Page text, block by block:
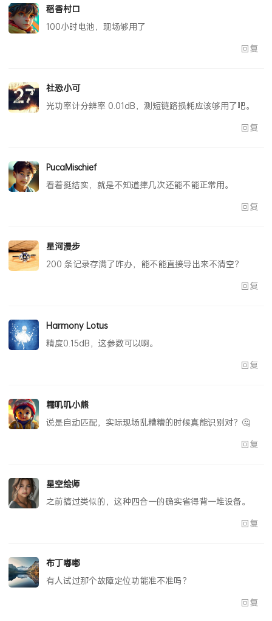
稻香村口
100小时电池，现场够用了
回复
社恐小可
光功率计分辨率 0.01dB，测短链路损耗应该够用了吧。
回复
PucaMischief
看着挺结实，就是不知道摔几次还能不能正常用。
回复
星河漫步
200 条记录存满了咋办，能不能直接导出来不清空？
回复
Harmony Lotus
精度0.15dB，这参数可以啊。
回复
糯叽叽小熊
说是自动匹配，实际现场乱糟糟的时候真能识别对？🤔
回复
星空绘师
之前搞过类似的，这种四合一的确实省得背一堆设备。
回复
布丁嘟嘟
有人试过那个故障定位功能准不准吗？
回复